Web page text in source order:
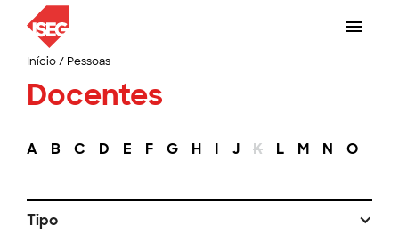
Início/ Pessoas
Docentes
A B C D E F G H I J K L M N O
Tipo